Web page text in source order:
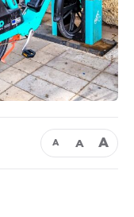
Α Α Α